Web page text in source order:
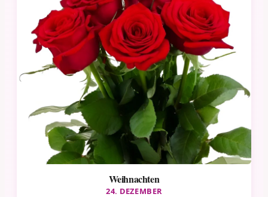
Weihnachten
24. DEZEMBER